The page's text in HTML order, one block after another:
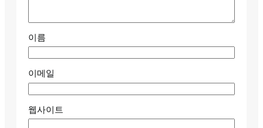
이름
이메일
웹사이트